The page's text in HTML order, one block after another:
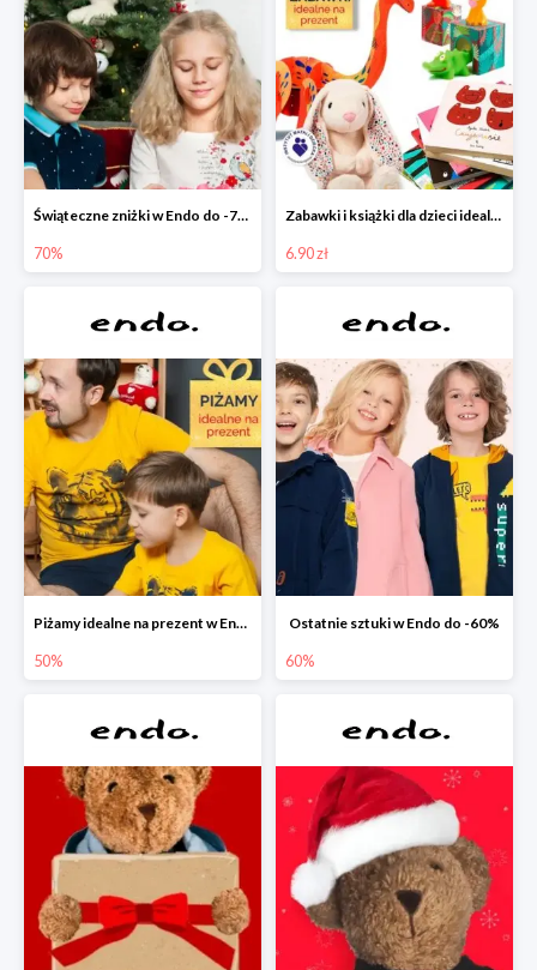
Świąteczne zniżki w Endo do -70%
70%
Zabawki i książki dla dzieci idealne na prezent w Endo od 6,90 zł
6.90 zł
Piżamy idealne na prezent w Endo do -50%
50%
Ostatnie sztuki w Endo do -60%
60%